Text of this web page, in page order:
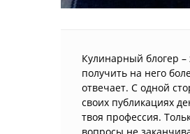
Кулинарный блогер
получить на него
отвечает. С одной
своих публикациях
твоя профессия.
вопросы не